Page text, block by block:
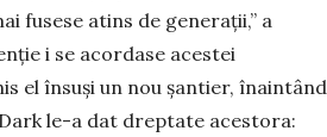
fusese atins de generații,” a
i se acordase acestei
el însuși un nou șan­tier, înaintând
le-a dat dreptate acestora: